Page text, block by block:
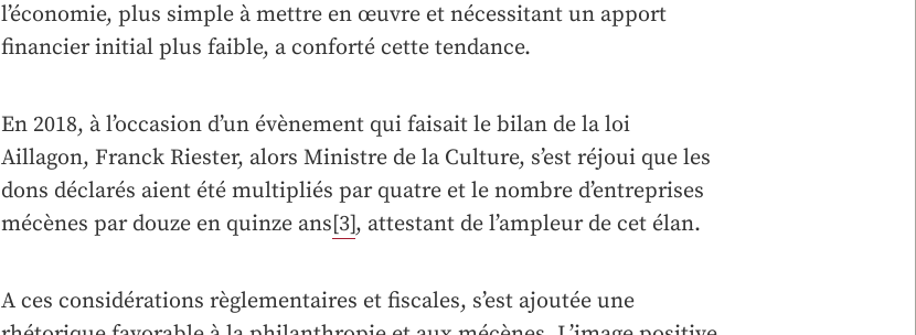
l’économie, plus simple à mettre en œuvre et nécessitant un apport
financier initial plus faible, a conforté cette tendance.
En 2018, à l’occasion d’un évènement qui faisait le bilan de la loi
Aillagon, Franck Riester, alors Ministre de la Culture, s’est réjoui que les
dons déclarés aient été multipliés par quatre et le nombre d’entreprises
mécènes par douze en quinze ans[3], attestant de l’ampleur de cet élan.
A ces considérations règlementaires et fiscales, s’est ajoutée une